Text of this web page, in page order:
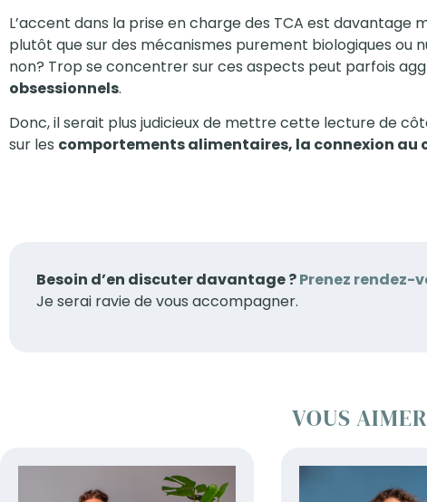
L’accent dans la prise en charge des TCA est davantage
plutôt que sur des mécanismes purement biologiques
non? Trop se concentrer sur ces aspects peut parfois
obsessionnels.
Donc, il serait plus judicieux de mettre cette lecture de
sur les comportements alimentaires, la connexion au
Besoin d’en discuter davantage ?Prenez rendez-
Je serai ravie de vous accompagner.
VOUS